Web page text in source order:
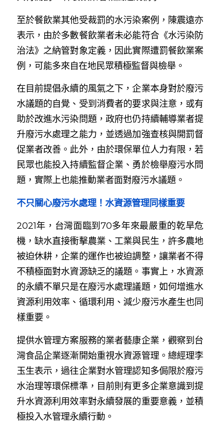
至於餐飲業其他受裁罰的水污染案例，陳震遠亦
表示，由於多數餐飲業者未必能符合《水污染防
治法》之納管對象定義，因此實際遭罰餐飲業案
例，可能多來自在地民眾積極監督與檢舉。
在目前提倡永續的風氣之下，企業本身對於廢污
水議題的自覺、受到消費者的要求與注意，或有
助於改進水污染問題，政府也仍持續輔導業者提
升廢污水處理之能力，並透過加強查核與開罰督
促業者改善。此外，由於環保單位人力有限，若
民眾也能投入持續監督企業、勇於檢舉廢污水問
題，實際上也能推動業者面對廢污水議題。
不只關心廢污水處理！水資源管理同樣重要
2021年，台灣面臨到70多年來最嚴重的乾旱危
機，缺水直接衝擊農業、工業與民生，許多農地
被迫休耕，企業的運作也被迫調整，讓業者不得
不積極面對水資源缺乏的議題。事實上，水資源
的永續不單只是在廢污水處理議題，如何增進水
資源利用效率、循環利用、減少廢污水產生也同
樣重要。
提供水管理方案服務的業者藝康企業，觀察到台
灣食品企業逐漸開始重視水資源管理。總經理李
玉生表示，過往企業對水管理認知多侷限於廢污
水治理等環保標準，目前則有更多企業意識到提
升水資源利用效率對永續發展的重要意義，並積
極投入水管理永續行動。